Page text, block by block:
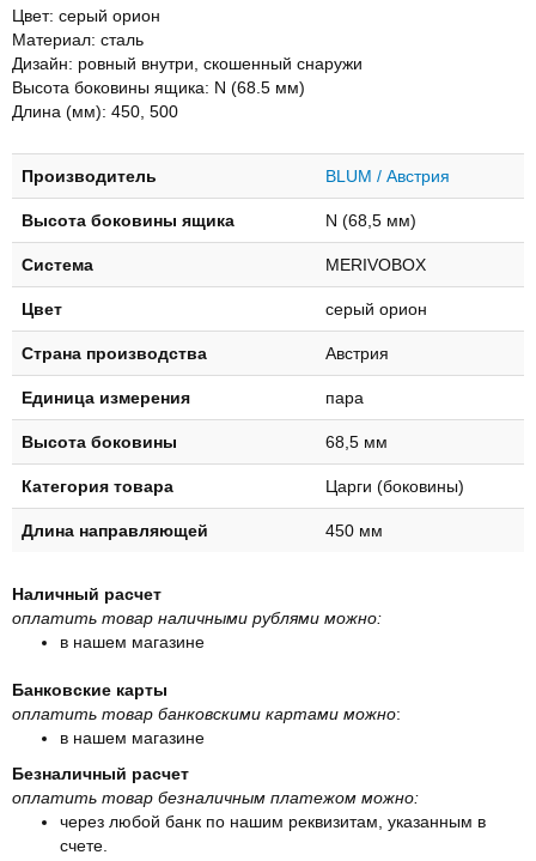
Цвет: серый орион
Материал: сталь
Дизайн: ровный внутри, скошенный снаружи
Высота боковины ящика: N (68.5 мм)
Длина (мм): 450, 500
Производитель BLUM / Австрия
Высота боковины ящика N (68,5 мм)
Система MERIVOBOX
Цвет серый орион
Страна производства Австрия
Единица измерения пара
Высота боковины 68,5 мм
Категория товара Царги (боковины)
Длина направляющей 450 мм
Наличный расчет
оплатить товар наличными рублями можно:
в нашем магазине
Банковские карты
оплатить товар банковскими картами можно:
в нашем магазине
Безналичный расчет
оплатить товар безналичным платежом можно:
через любой банк по нашим реквизитам, указанным в
счете.